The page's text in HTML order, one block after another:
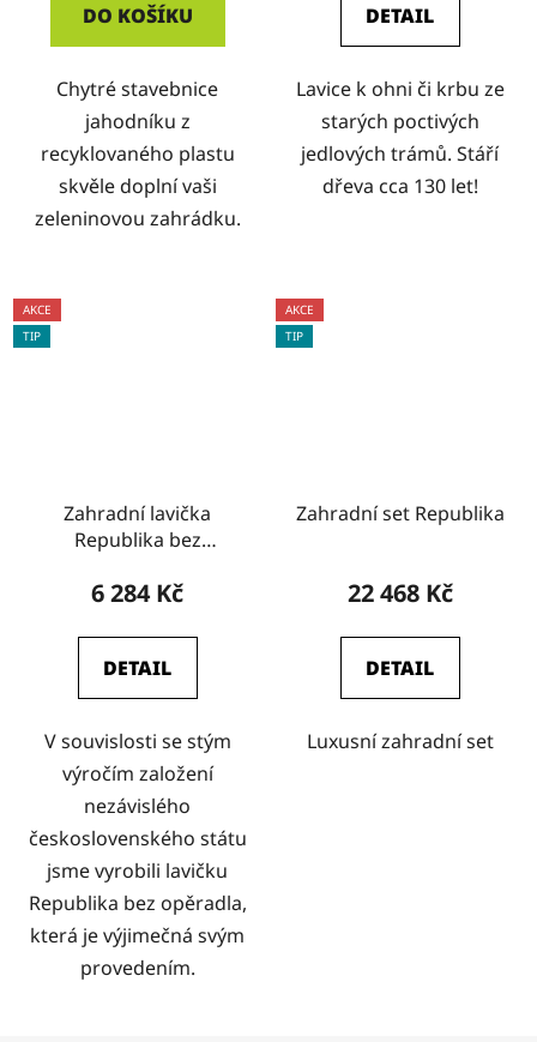
DO KOŠÍKU
Chytré stavebnice
jahodníku z
recyklovaného plastu
skvěle doplní vaši
zeleninovou zahrádku.
DETAIL
Lavice k ohni či krbu ze
starých poctivých
jedlových trámů. Stáří
dřeva cca 130 let!
AKCE
TIP
Zahradní lavička
Republika bez
6 284 Kč
DETAIL
V souvislosti se stým
výročím založení
nezávislého
československého státu
jsme vyrobili lavičku
Republika bez opěradla,
která je výjimečná svým
provedením.
AKCE
TIP
Zahradní set Republika
22 468 Kč
DETAIL
Luxusní zahradní set